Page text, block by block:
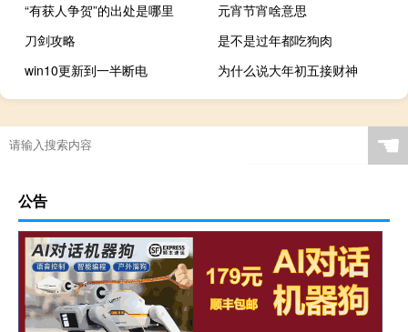
“有获人争贺”的出处是哪里
元宵节宵啥意思
刀剑攻略
是不是过年都吃狗肉
win10更新到一半断电
为什么说大年初五接财神
☚
公告